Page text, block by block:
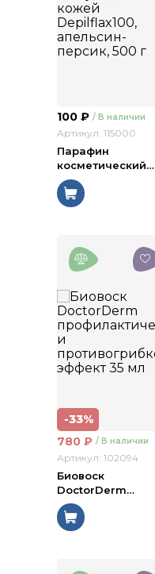
100 ₽ / В наличии
Артикул: 115000
Парафин
косметический…
-33%
780 ₽ / В наличии
Артикул: 102094
Биовоск
DoctorDerm…